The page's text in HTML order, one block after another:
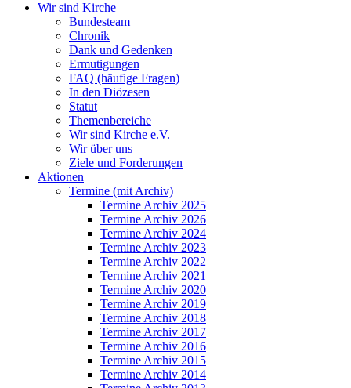
Wir sind Kirche
Bundesteam
Chronik
Dank und Gedenken
Ermutigungen
FAQ (häufige Fragen)
In den Diözesen
Statut
Themenbereiche
Wir sind Kirche e.V.
Wir über uns
Ziele und Forderungen
Aktionen
Termine (mit Archiv)
Termine Archiv 2025
Termine Archiv 2026
Termine Archiv 2024
Termine Archiv 2023
Termine Archiv 2022
Termine Archiv 2021
Termine Archiv 2020
Termine Archiv 2019
Termine Archiv 2018
Termine Archiv 2017
Termine Archiv 2016
Termine Archiv 2015
Termine Archiv 2014